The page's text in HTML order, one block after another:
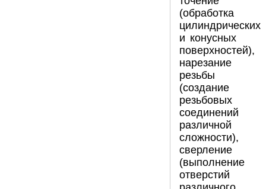
(обработка
цилиндрических
и конусных
поверхностей),
нарезание
резьбы
(создание
резьбовых
соединений
различной
сложности),
сверление
(выполнение
отверстий